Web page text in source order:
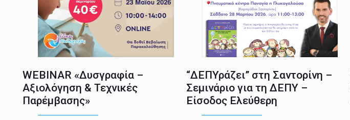
WEBINAR «Δυσγραφία –
Αξιολόγηση & Τεχνικές
Παρέμβασης»
“ΔΕΠΥράζει” στη Σαντορίνη –
Σεμινάριο για τη ΔΕΠΥ –
Είσοδος Ελεύθερη